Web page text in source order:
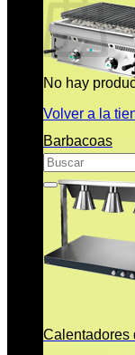
No hay
Volver a la
Buscar
por:
Barbacoas
Calentadores